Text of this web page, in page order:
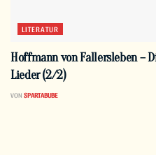
LITERATUR
Hoffmann von Fallersleben –
Lieder (2/2)
VON SPARTABUBE